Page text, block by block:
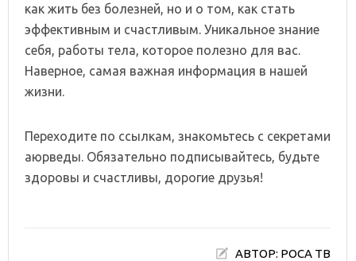
как жить без болезней, но и о том, как стать
эффективным и счастливым. Уникальное знание
себя, работы тела, которое полезно для вас.
Наверное, самая важная информация в нашей
жизни.
Переходите по ссылкам, знакомьтесь с секретами
аюрведы. Обязательно подписывайтесь, будьте
здоровы и счастливы, дорогие друзья!
АВТОР: РОСА ТВ